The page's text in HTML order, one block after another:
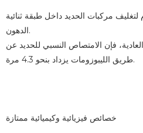
لتغليف مركبات الحديد داخل طبقة ثنائية
الدهون.
فإن الامتصاص النسبي للحديد عن
طريق الليبوزومات يزداد بنحو 4.3 مرة.
خصائص فيزيائية وكيميائية ممتازة